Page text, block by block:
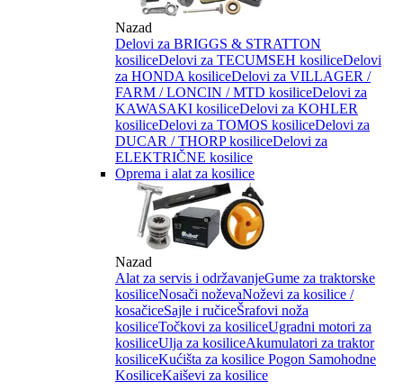
Nazad
Delovi za BRIGGS & STRATTON
kosiliceDelovi za TECUMSEH kosiliceDelovi
za HONDA kosiliceDelovi za VILLAGER /
FARM / LONCIN / MTD kosiliceDelovi za
KAWASAKI kosiliceDelovi za KOHLER
kosiliceDelovi za TOMOS kosiliceDelovi za
DUCAR / THORP kosiliceDelovi za
ELEKTRIČNE kosilice
Oprema i alat za kosilice
Nazad
Alat za servis i održavanjeGume za traktorske
kosiliceNosači noževaNoževi za kosilice /
kosačiceSajle i ručiceŠrafovi noža
kosiliceTočkovi za kosiliceUgradni motori za
kosiliceUlja za kosiliceAkumulatori za traktor
kosiliceKućišta za kosilice Pogon Samohodne
KosiliceKaiševi za kosilice